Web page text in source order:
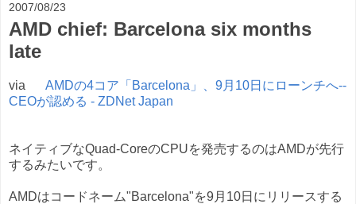
2007/08/23
AMD chief: Barcelona six months
late
via
AMDの4コア「Barcelona」、9月10日にローンチへ--
CEOが認める - ZDNet Japan
ネイティブなQuad-CoreのCPUを発売するのはAMDが先行
するみたいです。
AMDはコードネーム"Barcelona"を9月10日にリリースする